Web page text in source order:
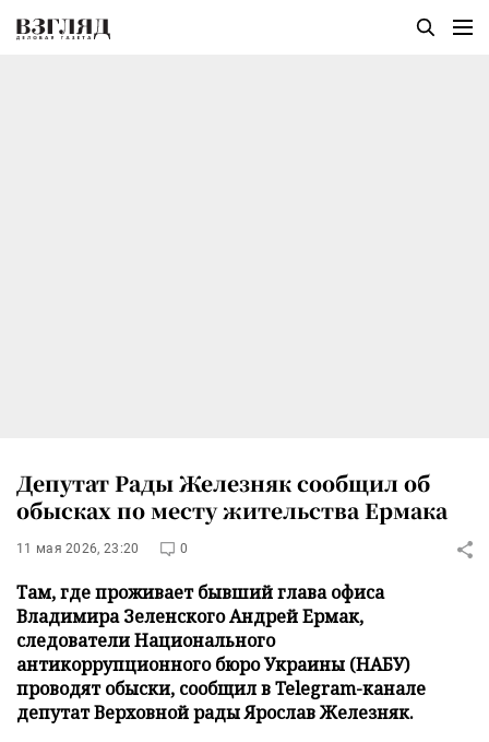
Депутат Рады Железняк сообщил об
обысках по месту жительства Ермака
11 мая 2026, 23:20 0
Там, где проживает бывший глава офиса
Владимира Зеленского Андрей Ермак,
следователи Национального
антикоррупционного бюро Украины (НАБУ)
проводят обыски, сообщил в Telegram-канале
депутат Верховной рады Ярослав Железняк.